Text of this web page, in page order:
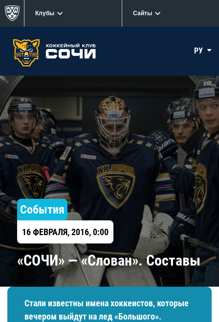
Клубы Сайты
РУ
События
16 ФЕВРАЛЯ, 2016, 0:00
«СОЧИ» — «Слован». Составы
​Стали известны имена хоккеистов, которые
вечером выйдут на лед «Большого».